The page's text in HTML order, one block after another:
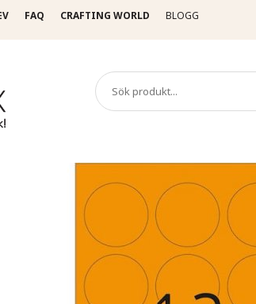
FAQ CRAFTING WORLD BLOGG